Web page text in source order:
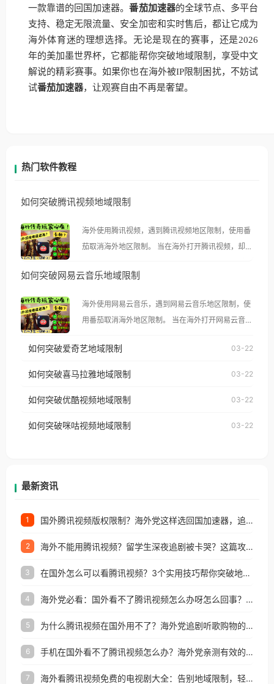
一款靠谱的回国加速器。番茄加速器的全球节点、多平台
支持、稳定无限流量、安全加密和实时售后，都让它成为
海外体育迷的理想选择。无论是现在的赛事，还是2026
年的美加墨世界杯，它都能帮你突破地域限制，享受中文
解说的精彩赛事。如果你也在海外被IP限制困扰，不妨试
试番茄加速器，让观赛自由不再是奢望。
热门软件教程
如何突破腾讯视频地域限制
海外使用腾讯视频，遇到腾讯视频地区限制，使用番
茄取消海外地区限制。 当在海外打开腾讯视频，却突
示语。 海外用户如香港、澳门、台湾、美国、加拿
像其他音乐平台一样，出现地区及版权限制问题，且
仅能在中国大陆地区播放。 遇到这个问题的朋友们，
使用番茄回国加速器，即可解决「海外用户收听腾讯
台湾、美国、加拿大、澳大利亚、欧洲等国家和地区
权限制所困扰。
如何突破网易云音乐地域限制
海外使用网易云音乐，遇到网易云音乐地区限制，使
用番茄取消海外地区限制。 当在海外打开网易云音
播放”的提示语。 海外用户如香港、澳门、台湾、美
国、加拿大、澳大利亚、欧洲等国家和地区时，网易
制问题，且仅能在中国大陆地区播放。 遇到这个问题
户收听网易云音乐地区版权限制」的问题，无论人在
如何突破爱奇艺地域限制 03-22
如何突破喜马拉雅地域限制 03-22
如何突破优酷视频地域限制 03-22
如何突破咪咕视频地域限制 03-22
最新资讯
1 国外腾讯视频版权限制？海外党这样选回国加速器，追剧听歌办事全搞定
2 海外不能用腾讯视频？留学生深夜追剧被卡哭？这篇攻略帮你一键回国看剧听歌
3 在国外怎么可以看腾讯视频？3个实用技巧帮你突破地域限制（附避坑指南）
4 海外党必看：国外看不了腾讯视频怎么办呀怎么回事？3步解决地区限制
5 为什么腾讯视频在国外用不了？海外党追剧听歌购物的终极解决方案
6 手机在国外看不了腾讯视频怎么办？海外党亲测有效的追剧自由指南
7 海外看腾讯视频免费的电视剧大全：告别地域限制，轻松追剧的实用指南